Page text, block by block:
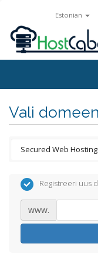
Estonian
Vali domeen
Registreeri uus
www.